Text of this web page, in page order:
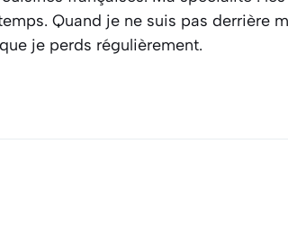
Quand je ne suis pas derrière
je perds régulièrement.